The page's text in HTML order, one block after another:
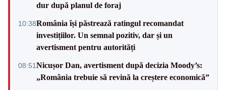
dur după planul de foraj
10:38România își păstrează ratingul recomandat
investițiilor. Un semnal pozitiv, dar și un
avertisment pentru autorități
08:51Nicușor Dan, avertisment după decizia Moody’s:
„România trebuie să revină la creștere economică”